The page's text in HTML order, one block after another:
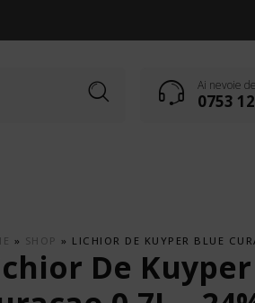
Ai nevoie
0753
» SHOP » LICHIOR DE KUYPER BLUE
De